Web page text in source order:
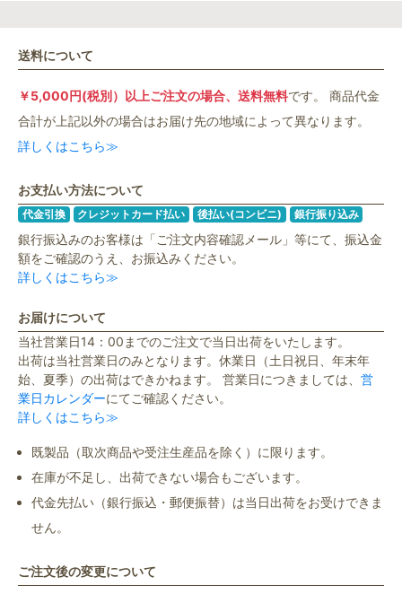
送料について
￥5,000円(税別）以上ご注文の場合、送料無料です。 商品代金
合計が上記以外の場合はお届け先の地域によって異なります。
詳しくはこちら≫
お支払い方法について
代金引換 クレジットカード払い 後払い(コンビニ) 銀行振り込み
銀行振込みのお客様は「ご注文内容確認メール」等にて、振込金
額をご確認のうえ、お振込みください。
詳しくはこちら≫
お届けについて
当社営業日14：00までのご注文で当日出荷をいたします。
出荷は当社営業日のみとなります。休業日（土日祝日、年末年
始、夏季）の出荷はできかねます。 営業日につきましては、 営
業日カレンダーにてご確認ください。
詳しくはこちら≫
既製品（取次商品や受注生産品を除く）に限ります。
在庫が不足し、出荷できない場合もございます。
代金先払い（銀行振込・郵便振替）は当日出荷をお受けできま
せん。
ご注文後の変更について